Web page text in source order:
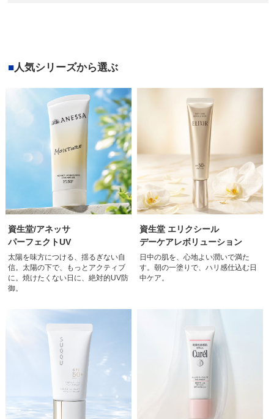
■人気シリーズから選ぶ
資生堂/アネッサ
パーフェクトUV
太陽を味方につける、揺るぎない自
信。太陽の下で、もっとアクティブ
に。焼けたくない日に、絶対的UV防
御。
資生堂 エリクシール
デーケアレボリューション
日中の肌を、心地よい潤いで満た
す。朝の一塗りで、ハリ感仕込む日
中ケア。